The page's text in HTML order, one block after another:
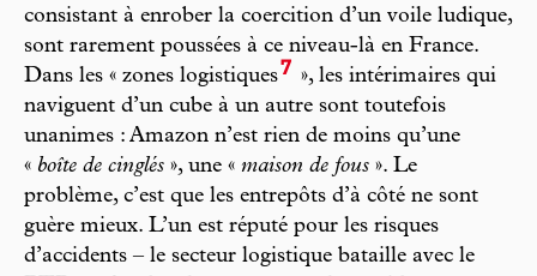
consistant à enrober la coercition d’un voile ludique,
sont rarement poussées à ce niveau-là en France.
Dans les « zones logistiques7 », les intérimaires qui
naviguent d’un cube à un autre sont toutefois
unanimes : Amazon n’est rien de moins qu’une
« boîte de cinglés », une « maison de fous ». Le
problème, c’est que les entrepôts d’à côté ne sont
guère mieux. L’un est réputé pour les risques
d’accidents – le secteur logistique bataille avec le